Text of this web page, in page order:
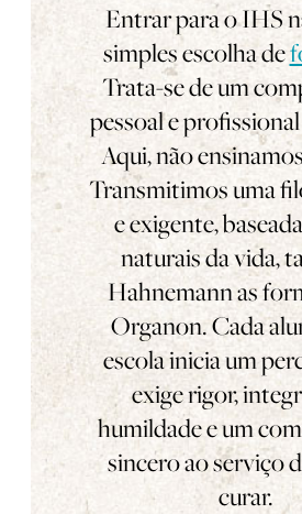
Entrar para o IHS
simples escolha de
Trata-se de um
pessoal e
Aqui, não
Transmitimos uma
e exigente,
naturais da vida,
Hahnemann as
Organon. Cada
escola inicia um
exige rigor,
humildade e um
sincero ao serviço
curar.